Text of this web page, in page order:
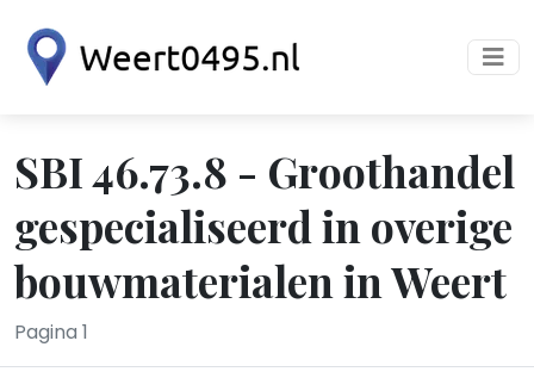
SBI 46.73.8 - Groothandel
gespecialiseerd in overige
bouwmaterialen in Weert
Pagina 1